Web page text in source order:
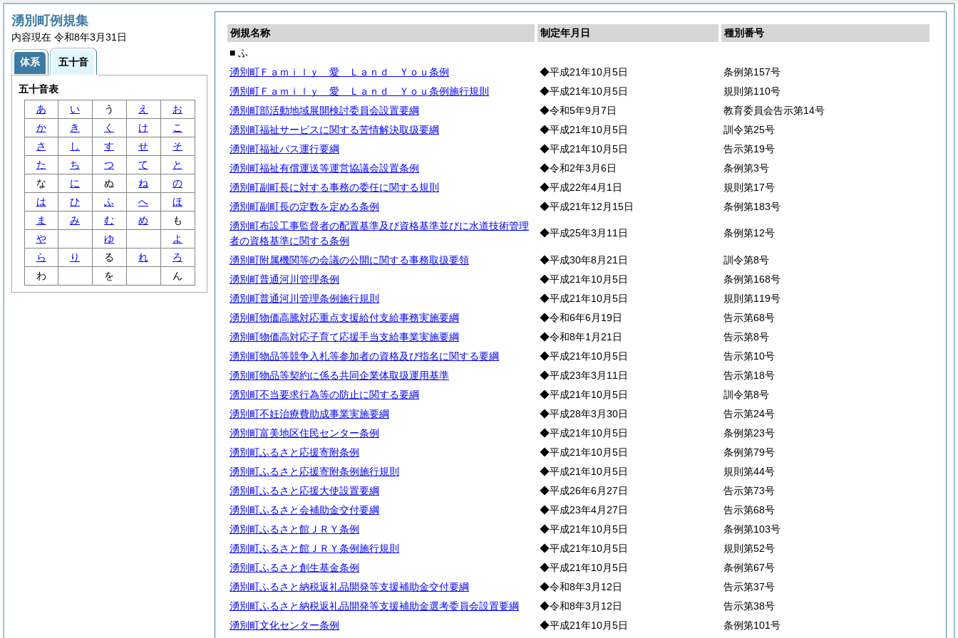
例規名称 制定年月日
種別番号
■ ふ
湧別町Ｆａｍｉｌｙ 愛 Ｌａｎｄ Ｙｏｕ条例
◆平成21年10月5日
条例第157号
湧別町Ｆａｍｉｌｙ 愛 Ｌａｎｄ Ｙｏｕ条例施行規則
◆平成21年10月5日
規則第110号
湧別町部活動地域展開検討委員会設置要綱
◆令和5年9月7日
教育委員会告示第14号
湧別町福祉サービスに関する苦情解決取扱要綱
◆平成21年10月5日
訓令第25号
湧別町福祉バス運行要綱
◆平成21年10月5日
告示第19号
湧別町福祉有償運送等運営協議会設置条例
◆令和2年3月6日
条例第3号
湧別町副町長に対する事務の委任に関する規則
◆平成22年4月1日
規則第17号
湧別町副町長の定数を定める条例
◆平成21年12月15日
条例第183号
湧別町布設工事監督者の配置基準及び資格基準並びに水道技術管理
者の資格基準に関する条例
◆平成25年3月11日 条例第12号
湧別町附属機関等の会議の公開に関する事務取扱要領 ◆平成30年8月21日
訓令第8号
湧別町普通河川管理条例
◆平成21年10月5日
条例第168号
湧別町普通河川管理条例施行規則
◆平成21年10月5日
規則第119号
湧別町物価高騰対応重点支援給付支給事務実施要綱
◆令和6年6月19日
告示第68号
湧別町物価高対応子育て応援手当支給事業実施要綱
◆令和8年1月21日
告示第8号
湧別町物品等競争入札等参加者の資格及び指名に関する要綱
◆平成21年10月5日
告示第10号
湧別町物品等契約に係る共同企業体取扱運用基準
◆平成23年3月11日
告示第18号
湧別町不当要求行為等の防止に関する要綱
◆平成21年10月5日
訓令第8号
湧別町不妊治療費助成事業実施要綱
◆平成28年3月30日
告示第24号
湧別町富美地区住民センター条例
◆平成21年10月5日
条例第23号
湧別町ふるさと応援寄附条例
◆平成21年10月5日
条例第79号
湧別町ふるさと応援寄附条例施行規則
◆平成21年10月5日
規則第44号
湧別町ふるさと応援大使設置要綱
◆平成26年6月27日
告示第73号
湧別町ふるさと会補助金交付要綱
◆平成23年4月27日
告示第68号
湧別町ふるさと館ＪＲＹ条例
◆平成21年10月5日
条例第103号
湧別町ふるさと館ＪＲＹ条例施行規則
◆平成21年10月5日
規則第52号
湧別町ふるさと創生基金条例
◆平成21年10月5日
条例第67号
湧別町ふるさと納税返礼品開発等支援補助金交付要綱
◆令和8年3月12日
告示第37号
湧別町ふるさと納税返礼品開発等支援補助金選考委員会設置要綱
◆令和8年3月12日
告示第38号
湧別町文化センター条例
◆平成21年10月5日 条例第101号
湧別町例規集
内容現在 令和8年3月31日
体系 五十音
五十音表
あ
い う え
お
か
き く け
こ
さ
し す せ
そ
た
ち つ て
と
な
に ぬ ね
の
は
ひ ふ へ
ほ
ま
み む め
も
や
ゆ
よ
ら
り る れ
ろ
わ
を ん